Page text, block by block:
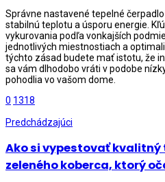
Správne nastavené tepelné
stabilnú teplotu a úsporu energie.
vykurovania podľa vonkajších
jednotlivých miestnostiach a
týchto zásad budete mať istotu, že
sa vám dlhodobo vráti v podobe
pohodlia vo vašom dome.
0 1318
Predchádzajúci
Ako si vypestovať
zeleného koberca, ktorý